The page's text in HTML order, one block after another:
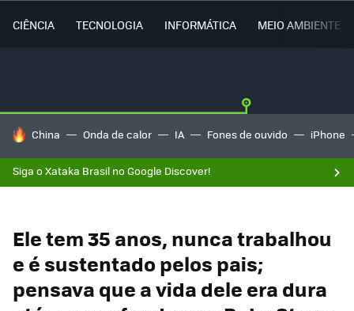
CIÊNCIA TECNOLOGIA INFORMÁTICA MEIO AMBIENTE
TENDÊNCIAS DO DIA
China Onda de calor IA Fones de ouvido iPhone
Siga o Xataka Brasil no Google Discover!
Ele tem 35 anos, nunca trabalhou
e é sustentado pelos pais;
pensava que a vida dele era dura